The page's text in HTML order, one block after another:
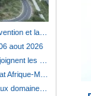
des conflits
aout 2026
de finale
arabe au Caire
de défense